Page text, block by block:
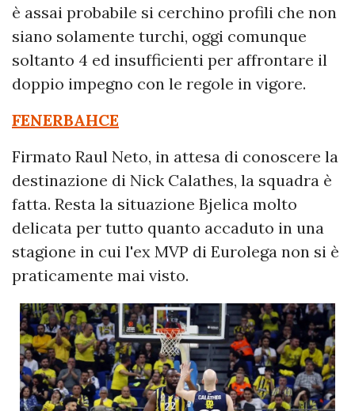
è assai probabile si cerchino profili che non
siano solamente turchi, oggi comunque
soltanto 4 ed insufficienti per affrontare il
doppio impegno con le regole in vigore.
FENERBAHCE
Firmato Raul Neto, in attesa di conoscere la
destinazione di Nick Calathes, la squadra è
fatta. Resta la situazione Bjelica molto
delicata per tutto quanto accaduto in una
stagione in cui l'ex MVP di Eurolega non si è
praticamente mai visto.